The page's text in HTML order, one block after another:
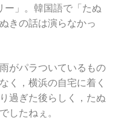
ー」。韓国語で「たぬ
きの話は演らなかっ
がパラついているもの
く，横浜の自宅に着く
過ぎた後らしく，たぬ
したねぇ。